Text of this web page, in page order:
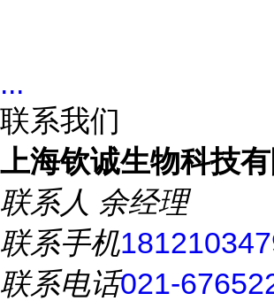
...
联系我们
上海钦诚生物科技有
联系人 余经理
联系手机
联系电话021-